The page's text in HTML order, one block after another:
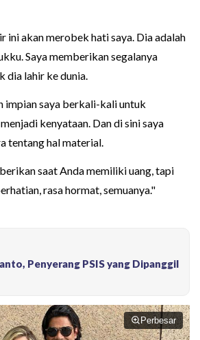
ini akan merobek hati saya. Dia adalah
Saya memberikan segalanya
dia lahir ke dunia.
impian saya berkali-kali untuk
kenyataan. Dan di sini saya
tentang hal material.
saat Anda memiliki uang, tapi
rasa hormat, semuanya."
Penyerang PSIS yang Dipanggil
Perbesar